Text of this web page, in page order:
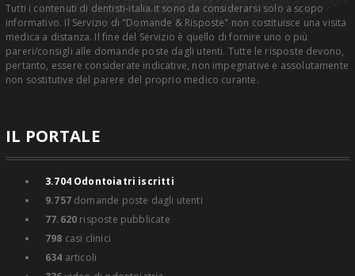
Tutti i contenuti di dentisti-italia.it sono da considerarsi solo a scopo
informativo. Il Servizio di "Domande & Risposte" non costituisce una visita
medica a distanza. Il fine del Servizio è quello di fornire uno o più
pareri/consigli alle domande poste dagli utenti. Tutte le risposte devono,
pertanto, essere considerate indicative, non impegnative e assolutamente
non sostitutive del parere del proprio medico curante.
IL PORTALE
3.704Odontoiatri iscritti
9.757domande poste dagli utenti
77.620 risposte pubblicate
798 casi clinici
634 articoli